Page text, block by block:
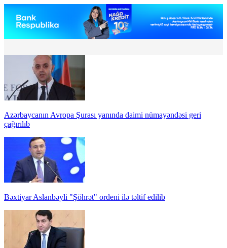
Azərbaycanın Avropa Şurası yanında daimi nümayəndəsi geri
çağırılıb
Bəxtiyar Aslanbəyli "Şöhrət" ordeni ilə təltif edilib